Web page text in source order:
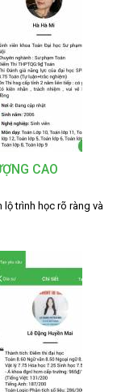
CAO
trình học rõ ràng và